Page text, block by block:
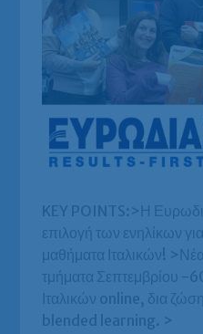
KEY POINTS:>Η
επιλογή των ενηλίκων για
μαθήματα Ιταλικών! >Νέα
τμήματα Σεπτεμβρίου
Ιταλικών online, δια
blended learning. >